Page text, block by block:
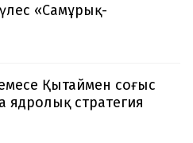
үлес «Самұрық-
Қытаймен соғыс
ядролық стратегия